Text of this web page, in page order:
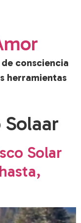
consciencia
herramientas
Solar